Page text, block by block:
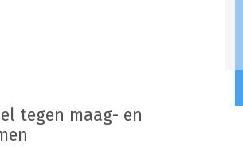
tegen maag- en